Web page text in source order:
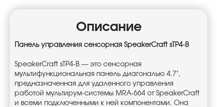
Описание
Панель управления сенсорная SpeakerCraft sTP4-B
SpeakerCraft sTP4-B — это сенсорная
мультифункциональная панель диагональю 4.7",
предназначенная для удаленного управления
работой мультирум-системы MRA-664 от SpeakerCraft
и всеми подключенными к ней компонентами. Она